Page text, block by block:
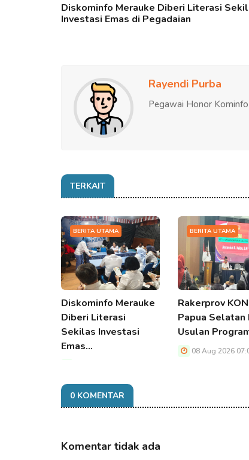
Diskominfo Merauke Diberi Literasi
Investasi Emas di Pegadaian
Rayendi Purba
Pegawai Honor Kominfo
TERKAIT
BERITA UTAMA
Diskominfo Merauke
Diberi Literasi
Sekilas Investasi
Emas…
BERITA UTAMA
Rakerprov
Papua Selatan
Usulan
08 Aug 2026
0 KOMENTAR
Komentar tidak ada